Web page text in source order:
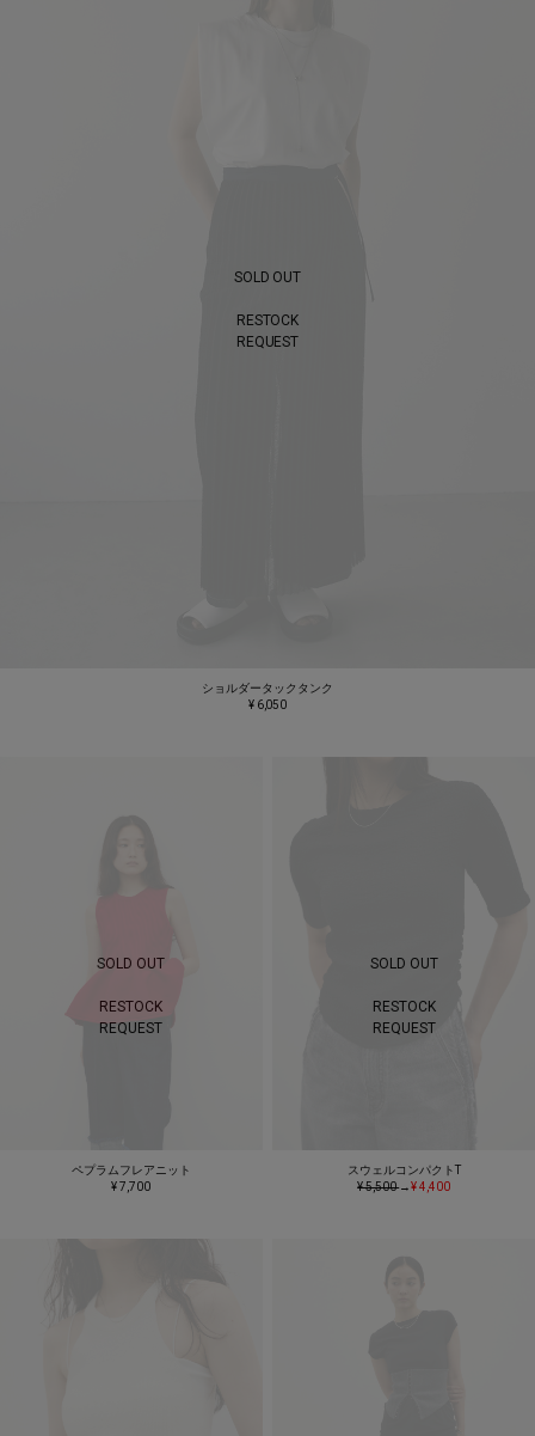
SOLD OUT
RESTOCK
REQUEST
ショルダータックタンク
¥ 6,050
SOLD OUT
RESTOCK
REQUEST
ペプラムフレアニット
¥ 7,700
SOLD OUT
RESTOCK
REQUEST
スウェルコンパクトT
¥ 5,500→¥ 4,400